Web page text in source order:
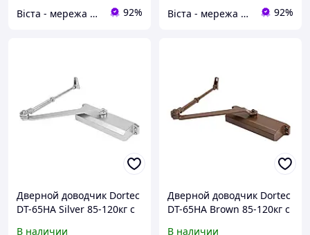
Віста - мережа будівельно-господарчих маркетів 92% Віста - мережа будівельно-господарчих маркетів 92%
Дверной доводчик Dortec
DT-65HA Silver 85-120кг с
В наличии
Дверной доводчик Dortec
DT-65HA Brown 85-120кг с
В наличии